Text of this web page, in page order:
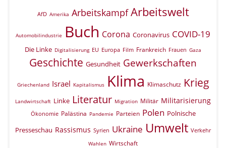
AfD Amerika Arbeitskampf Arbeitswelt
Automobilindustrie Buch Corona Coronavirus COVID-19
Die Linke Digitalisierung EU Europa Film Frankreich Frauen Gaza
Geschichte Gesundheit Gewerkschaften
Griechenland Israel Kapitalismus Klima Klimaschutz Krieg
Landwirtschaft Linke Literatur Migration Militär Militarisierung
Ökonomie Palästina Pandemie Parteien Polen Polnische
Presseschau Rassismus Syrien Ukraine Umwelt Verkehr
Wahlen Wirtschaft